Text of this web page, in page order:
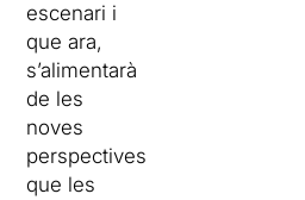
escenari i
que ara,
s’alimentarà
de les
noves
perspectives
que les